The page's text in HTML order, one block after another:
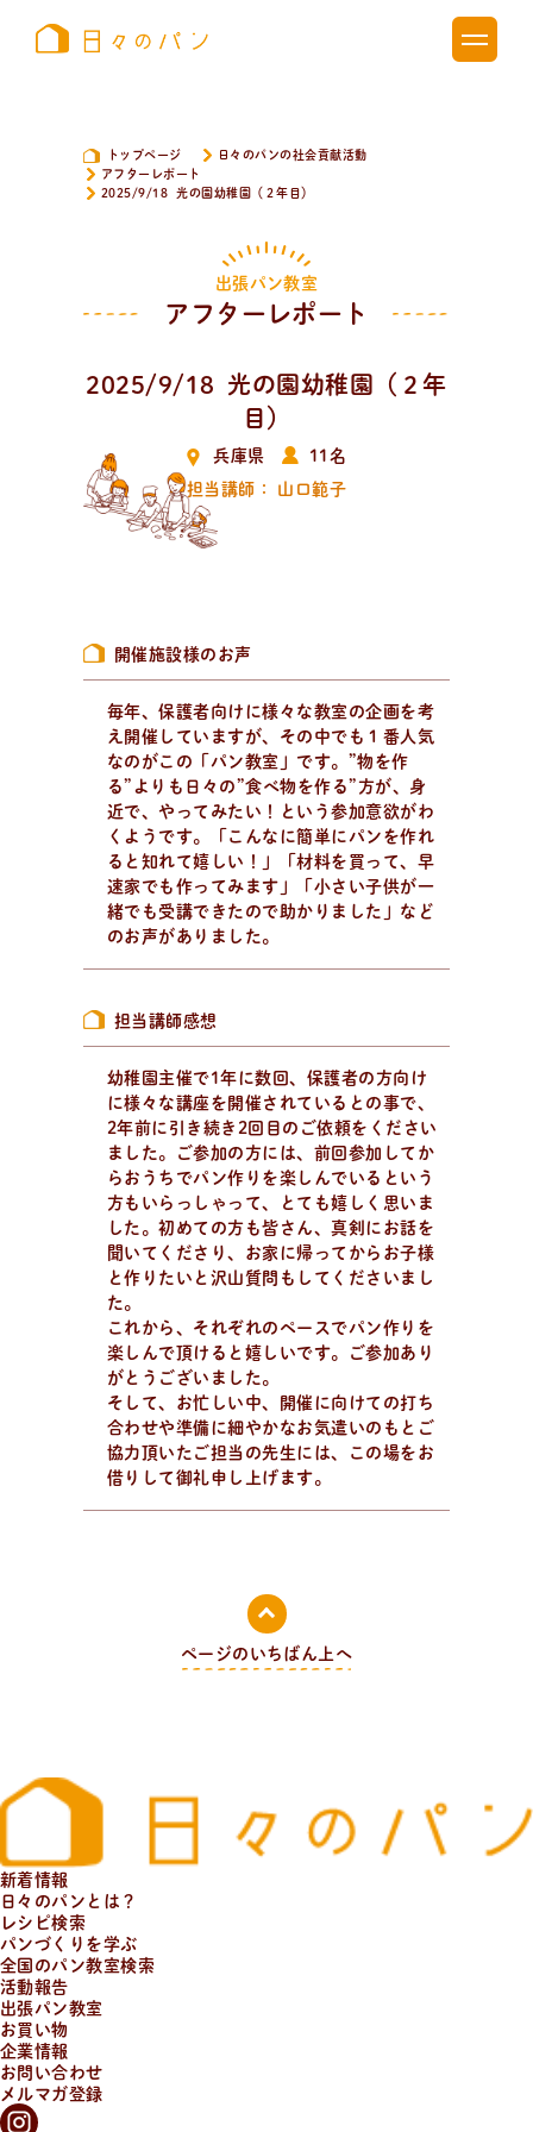
届け中！
パンとは ？
活動/プロフィールについて
日々のパンの想いや出張パン教室の活動について。 代表
の吉永麻衣子と書籍の紹介。
トップページ
日々のパンの社会貢献活動
アフターレポート
2025/9/18 光の園幼稚園（２年目）
出張パン教室
アフターレポート
2025/9/18 光の園幼稚園（２年
目）
兵庫県
11名
担当講師： 山口範子
開催施設様のお声
毎年、保護者向けに様々な教室の企画を考
え開催していますが、その中でも１番人気
なのがこの「パン教室」です。”物を作
る”よりも日々の”食べ物を作る”方が、身
近で、やってみたい！という参加意欲がわ
くようです。「こんなに簡単にパンを作れ
ると知れて嬉しい！」「材料を買って、早
速家でも作ってみます」「小さい子供が一
緒でも受講できたので助かりました」など
のお声がありました。
担当講師感想
幼稚園主催で1年に数回、保護者の方向け
に様々な講座を開催されているとの事で、
2年前に引き続き2回目のご依頼をください
ました。ご参加の方には、前回参加してか
らおうちでパン作りを楽しんでいるという
方もいらっしゃって、とても嬉しく思いま
した。初めての方も皆さん、真剣にお話を
聞いてくださり、お家に帰ってからお子様
と作りたいと沢山質問もしてくださいまし
た。
これから、それぞれのペースでパン作りを
楽しんで頂けると嬉しいです。ご参加あり
がとうございました。
そして、お忙しい中、開催に向けての打ち
合わせや準備に細やかなお気遣いのもとご
協力頂いたご担当の先生には、この場をお
借りして御礼申し上げます。
ページのいちばん上へ
新着情報
日々のパンとは？
レシピ検索
パンづくりを学ぶ
全国のパン教室検索
活動報告
出張パン教室
お買い物
企業情報
お問い合わせ
メルマガ登録